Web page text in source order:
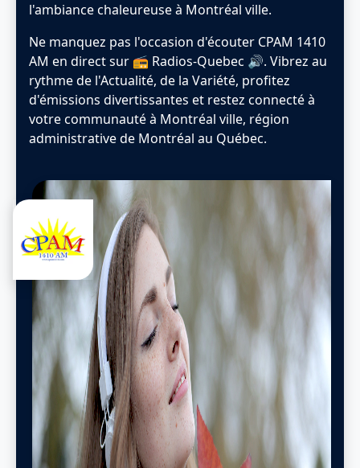
l'ambiance chaleureuse à Montréal ville.
Ne manquez pas l'occasion d'écouter CPAM 1410
AM en direct sur 📻 Radios-Quebec 🔊. Vibrez au
rythme de l'Actualité, de la Variété, profitez
d'émissions divertissantes et restez connecté à
votre communauté à Montréal ville, région
administrative de Montréal au Québec.